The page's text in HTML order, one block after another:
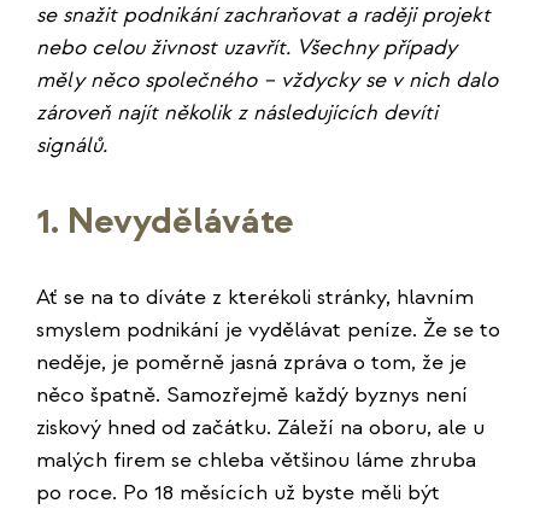
se snažit podnikání zachraňovat a raději projekt
nebo celou živnost uzavřít. Všechny případy
měly něco společného – vždycky se v nich dalo
zároveň najít několik z následujících devíti
signálů.
1. Nevyděláváte
Ať se na to díváte z kterékoli stránky, hlavním
smyslem podnikání je vydělávat peníze. Že se to
neděje, je poměrně jasná zpráva o tom, že je
něco špatně. Samozřejmě každý byznys není
ziskový hned od začátku. Záleží na oboru, ale u
malých firem se chleba většinou láme zhruba
po roce. Po 18 měsících už byste měli být